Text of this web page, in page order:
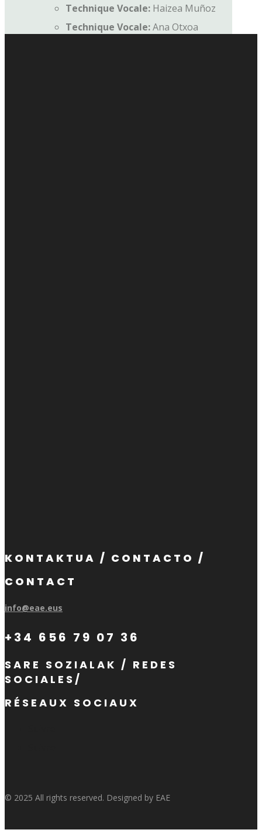
Technique Vocale: Haizea Muñoz
Technique Vocale:Ana Otxoa
KONTAKTUA / CONTACTO /
CONTACT
info@eae.eus
+34 656 79 07 36
SARE SOZIALAK / REDES
SOCIALES/
RÉSEAUX SOCIAUX
© 2025 All rights reserved. Designed by EAE